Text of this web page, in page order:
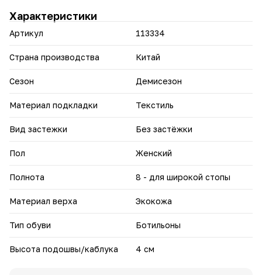
Идеальный выбор для женщин, ценящих комфорт без
компромиссов в стиле!
Характеристики
Артикул 113334
Страна производства Китай
Сезон Демисезон
Материал подкладки Текстиль
Вид застежки Без застёжки
Пол Женский
Полнота 8 - для широкой стопы
Материал верха Экокожа
Тип обуви Ботильоны
Высота подошвы/каблука 4 см